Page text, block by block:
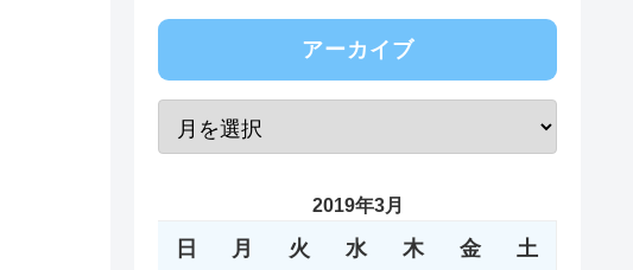
アーカイブ
2019年3月
日 月 火 水 木 金 土